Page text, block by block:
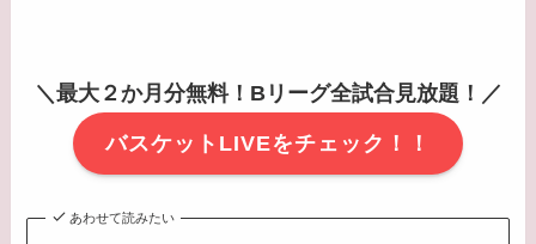
＼最大２か月分無料！Bリーグ全試合見放題！／
バスケットLIVEをチェック！！
あわせて読みたい